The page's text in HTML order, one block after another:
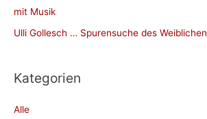
mit Musik
Ulli Gollesch … Spurensuche des Weiblichen
Kategorien
Alle